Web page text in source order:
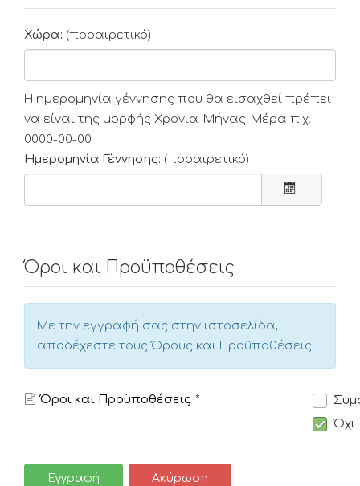
Χώρα: (προαιρετικό)
Η ημερομηνία γέννησης που θα εισαχθεί πρέπει
να είναι της μορφής Χρονια-Μήνας-Μέρα π.χ.
0000-00-00
Ημερομηνία Γέννησης: (προαιρετικό)
Όροι και Προϋποθέσεις
Με την εγγραφή σας στην ιστοσελίδα,
αποδέχεστε τους Όρους και Προϋποθέσεις.
Όροι και Προϋποθέσεις *
Όχι
Εγγραφή Ακύρωση